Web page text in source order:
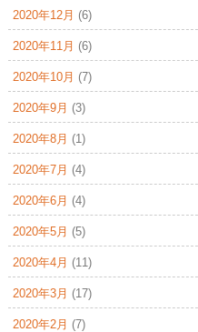
2020年12月 (6)
2020年11月 (6)
2020年10月 (7)
2020年9月 (3)
2020年8月 (1)
2020年7月 (4)
2020年6月 (4)
2020年5月 (5)
2020年4月 (11)
2020年3月 (17)
2020年2月 (7)